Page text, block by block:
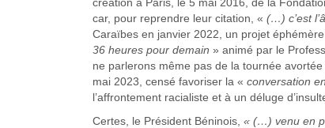
car, pour reprendre leur citation, « (…) c’est
Caraïbes en janvier 2022, un projet
36 heures pour demain » animé par le
ne parlerons même pas de la tournée
mai 2023, censé favoriser la « conversation
l’affrontement racialiste et à un déluge
Certes, le Président Béninois, « (…) venu en